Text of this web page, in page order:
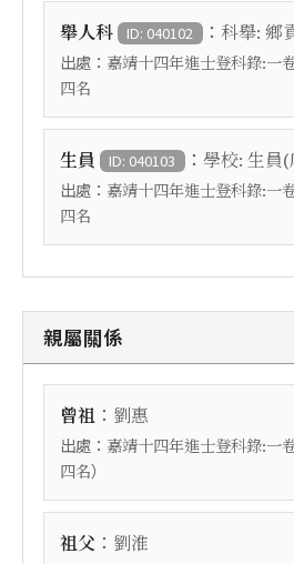
舉人科 ID: 040102 ： 科舉: 鄉
出處： 嘉靖十四年進士登科錄:一
四名
生員 ID: 040103 ： 學校: 生員
出處： 嘉靖十四年進士登科錄:一
四名
親屬關係
曾祖 ： 劉惠
出處： 嘉靖十四年進士登科錄:一
四名）
祖父 ： 劉淮